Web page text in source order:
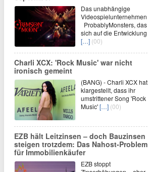
Das unabhängige
Videospielunternehmen
ProbablyMonsters, das
sich auf die Entwicklung
[…] (00)
Charli XCX: 'Rock Music' war nicht
ironisch gemeint
(BANG) - Charli XCX hat
klargestellt, dass ihr
umstrittener Song 'Rock
Music'[…] (00)
EZB hält Leitzinsen – doch Bauzinsen
steigen trotzdem: Das Nahost-Problem
für Immobilienkäufer
EZB stoppt